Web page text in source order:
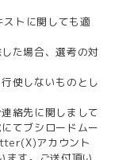
トに関しても適
た場合、選考の対
使しないものとし
絡先に関しまして
てブシロードムー
アカウント